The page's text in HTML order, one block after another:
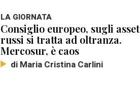
LA GIORNATA
Consiglio europeo, sugli asset
russi si tratta ad oltranza.
Mercosur, è caos
di Maria Cristina Carlini